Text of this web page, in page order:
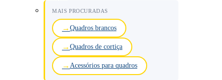
MAIS PROCURADAS
Quadros brancos
Quadros de cortiça
Acessórios para quadros